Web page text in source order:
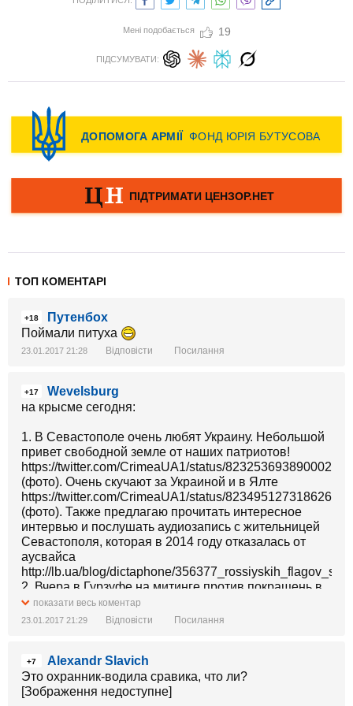
Мені подобається 19
ПІДСУМУВАТИ:
ТОП КОМЕНТАРІ
+18
Путенбох
Поймали питуха
23.01.2017 21:28 Відповісти Посилання
+17
Wevelsburg
на крысме сегодня:
1. В Севастополе очень любят Украину. Небольшой
привет свободной земле от наших патриотов!
https://twitter.com/CrimeaUA1/status/823253693890002946
(фото). Очень скучают за Украиной и в Ялте
https://twitter.com/CrimeaUA1/status/823495127318626304
(фото). Также предлагаю прочитать интересное
интервью и послушать аудиозапись с жительницей
Севастополя, которая в 2014 году отказалась от
аусвайса
http://lb.ua/blog/dictaphone/
2. Вчера в Гурзуфе на митинге против покращень в
гавани собралось около 400 человек. Это так
воодушевило пропагандиста Сергея Сардыко (ведь
митинг - "митингом в поддержку путина"
https://twitter.com/KrimRt/status/823443109560352768
(скрин). Сардыко даже попросил собравшихся
показати весь коментар
23.01.2017 21:29 Відповісти Посилання
+7
Alexandr Slavich
Это охранник-водила сравика, что ли?
[Зображення недоступне]